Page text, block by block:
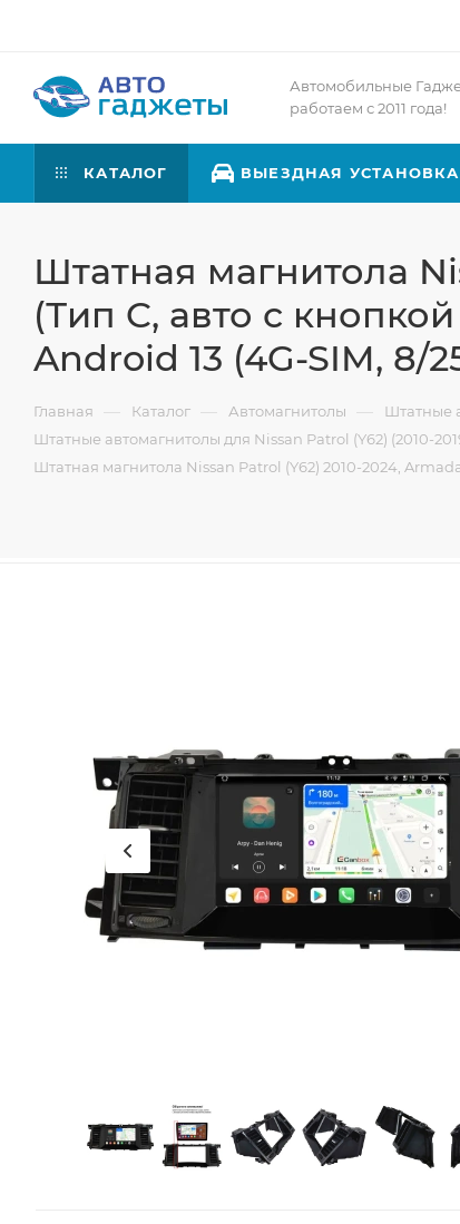
Автомобильные
работаем с 2011 года!
КАТАЛОГ ВЫЕЗДНАЯ
Штатная магнитола
(Тип C, авто с
Android 13 (4G-SIM, 8/
Главная — Каталог — Автомагнитолы — Штатные
Штатные автомагнитолы для Nissan Patrol (Y62) (2010-
Штатная магнитола Nissan Patrol (Y62) 2010-2024,